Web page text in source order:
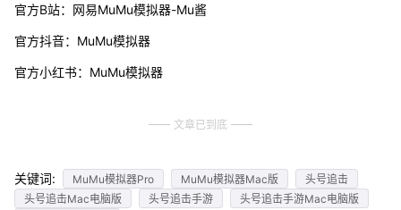
官方B站：网易MuMu模拟器-Mu酱
官方抖音：MuMu模拟器
官方小红书：MuMu模拟器
文章已到底
关键词: MuMu模拟器Pro MuMu模拟器Mac版
头号追击
头号追击Mac电脑版
头号追击手游
头号追击手游Mac电脑版